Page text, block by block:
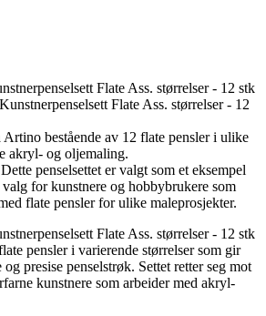
Flate Ass. størrelser - 12 stk
bestående av 12 flate pensler i ulike
akryl- og oljemaling.
penselsettet er valgt som et eksempel
for kunstnere og hobbybrukere som
flate pensler for ulike maleprosjekter.
Flate Ass. størrelser - 12 stk
pensler i varierende størrelser som gir
presise penselstrøk. Settet retter seg mot
kunstnere som arbeider med akryl-